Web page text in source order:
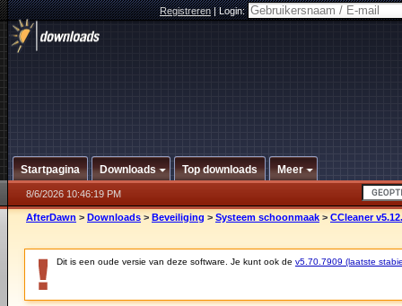
Registreren|Login:
Startpagina Downloads Top downloads Meer
8/6/2026 10:46:19 PM
AfterDawn > Downloads > Beveiliging > Systeem schoonmaak > CCleaner
Dit is een oude versie van deze software. Je kunt ook de v5.70.7909 (laatste